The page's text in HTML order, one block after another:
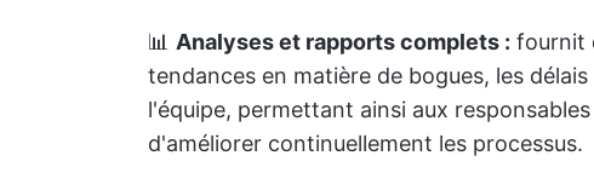
📊 Analyses et rapports complets : fournit
tendances en matière de bogues, les
l'équipe, permettant ainsi aux
d'améliorer continuellement les processus.